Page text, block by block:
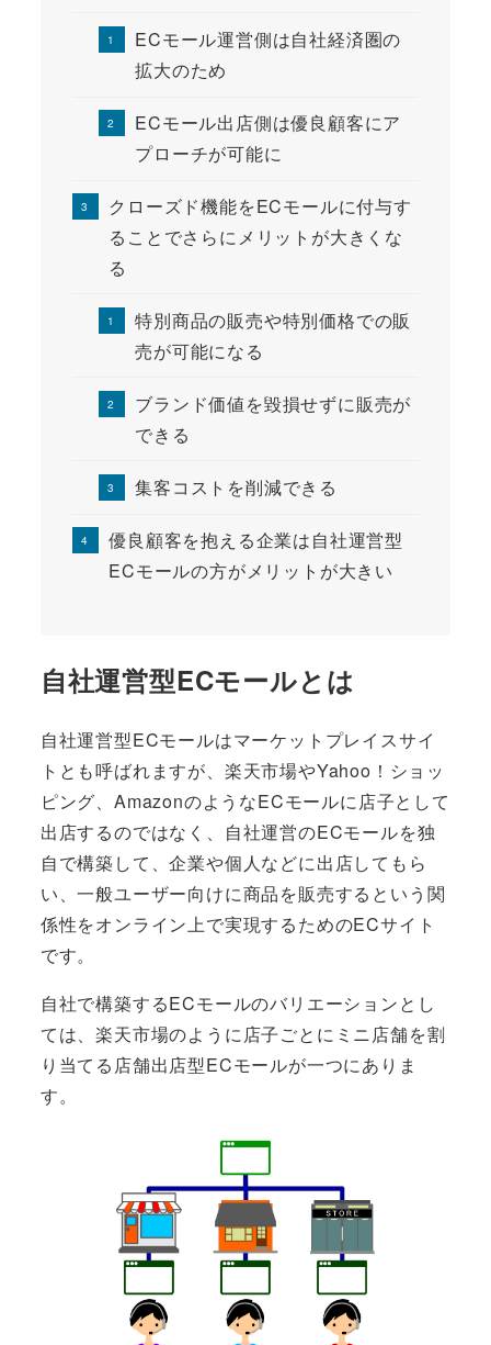
ECモール運営側は自社経済圏の
拡大のため
ECモール出店側は優良顧客にア
プローチが可能に
クローズド機能をECモールに付与す
ることでさらにメリットが大きくな
る
特別商品の販売や特別価格での販
売が可能になる
ブランド価値を毀損せずに販売が
できる
集客コストを削減できる
優良顧客を抱える企業は自社運営型
ECモールの方がメリットが大きい
自社運営型ECモールとは
自社運営型ECモールはマーケットプレイスサイ
トとも呼ばれますが、楽天市場やYahoo！ショッ
ピング、AmazonのようなECモールに店子として
出店するのではなく、自社運営のECモールを独
自で構築して、企業や個人などに出店してもら
い、一般ユーザー向けに商品を販売するという関
係性をオンライン上で実現するためのECサイト
です。
自社で構築するECモールのバリエーションとし
ては、楽天市場のように店子ごとにミニ店舗を割
り当てる店舗出店型ECモールが一つにありま
す。